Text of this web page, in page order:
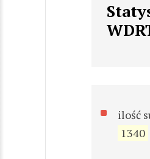
ilość
1340